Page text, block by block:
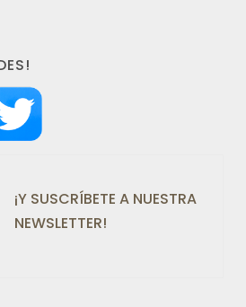
¡Y SUSCRÍBETE A NUESTRA
NEWSLETTER!